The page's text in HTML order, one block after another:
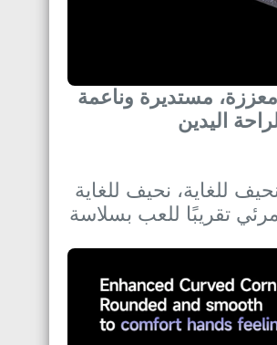
معززة، مستديرة وناعمة
اليدين
للغاية، نحيف للغاية